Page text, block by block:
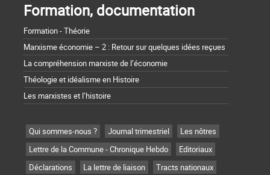
Formation, documentation
Formation - Théorie
Marxisme économie – 2 : Retour sur quelques idées reçues
La compréhension marxiste de l’économie
Théologie et idéalisme en Histoire
Les marxistes et l’histoire
Qui sommes-nous ? Journal trimestriel
Les nôtres
Lettre de la Commune - Chronique Hebdo
Editoriaux
Déclarations
La lettre de liaison
Tracts nationaux